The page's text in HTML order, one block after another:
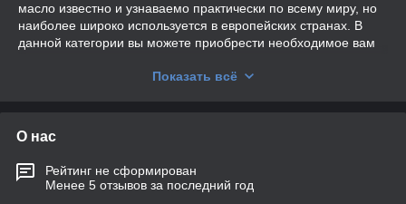
масло известно и узнаваемо практически по всему миру, но
наиболее широко используется в европейских странах. В
данной категории вы можете приобрести необходимое вам
авто владельцы по всему миру. Практика показала, что его
использование благотворно сказывается на состоянии
Показать всё
О нас
Рейтинг не сформирован
Менее 5 отзывов за последний год